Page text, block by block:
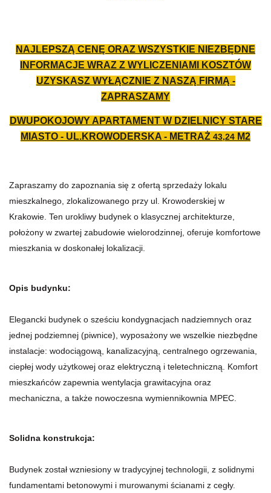
NAJLEPSZĄ CENĘ ORAZ WSZYSTKIE NIEZBĘDNE
INFORMACJE WRAZ Z WYLICZENIAMI KOSZTÓW
UZYSKASZ WYŁĄCZNIE Z NASZĄ FIRMĄ -
ZAPRASZAMY
DWUPOKOJOWY APARTAMENT W DZIELNICY STARE
MIASTO - UL.KROWODERSKA - METRAŻ 43,24 M2
Zapraszamy do zapoznania się z ofertą sprzedaży lokalu
mieszkalnego, zlokalizowanego przy ul. Krowoderskiej w
Krakowie. Ten urokliwy budynek o klasycznej architekturze,
położony w zwartej zabudowie wielorodzinnej, oferuje komfortowe
mieszkania w doskonałej lokalizacji.
Opis budynku:
Elegancki budynek o sześciu kondygnacjach nadziemnych oraz
jednej podziemnej (piwnice), wyposażony we wszelkie niezbędne
instalacje: wodociągową, kanalizacyjną, centralnego ogrzewania,
ciepłej wody użytkowej oraz elektryczną i teletechniczną. Komfort
mieszkańców zapewnia wentylacja grawitacyjna oraz
mechaniczna, a także nowoczesna wymiennikownia MPEC.
Solidna konstrukcja:
Budynek został wzniesiony w tradycyjnej technologii, z solidnymi
fundamentami betonowymi i murowanymi ścianami z cegły.